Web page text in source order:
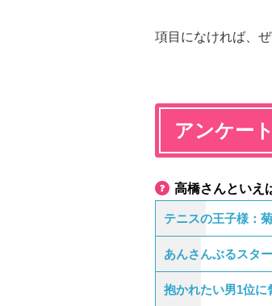
項目になければ、
アンケート
高橋さんといえ
テニスの王子様：
あんさんぶるスタ
抱かれたい男1位に